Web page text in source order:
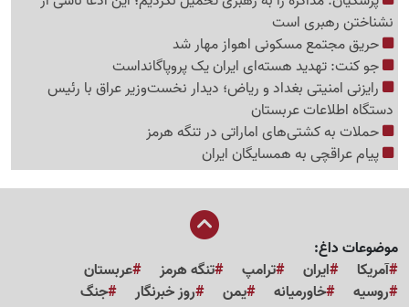
نشناختن رهبری است
حریق مجتمع مسکونی اهواز مهار شد
جو کنت: تهدید هسته‌ای ایران یک پروپاگانداست
رایزنی امنیتی بغداد و ریاض؛ دیدار نخست‌وزیر عراق با رئیس
دستگاه اطلاعات عربستان
حملات به کشتی‌های اماراتی در تنگه هرمز
پیام عراقچی به همسایگان ایران
موضوعات داغ:
آمریکا
ایران ترامپ تنگه هرمز
عربستان
روسیه
خاورمیانه یمن روز خبرنگار
جنگ